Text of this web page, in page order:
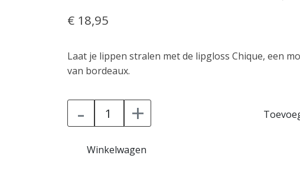
€ 18,95
Laat je lippen stralen met de lipgloss Chique, een
van bordeaux.
- +
Winkelwagen